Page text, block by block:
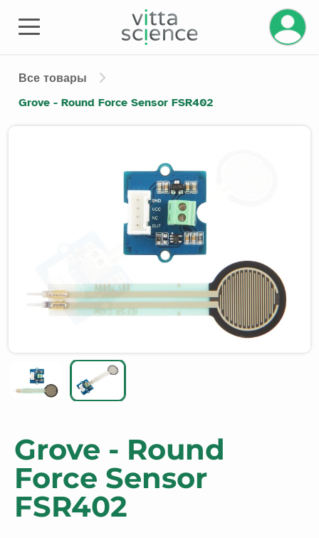
Все товары
Grove - Round Force Sensor FSR402
Grove - Round
Force Sensor
FSR402